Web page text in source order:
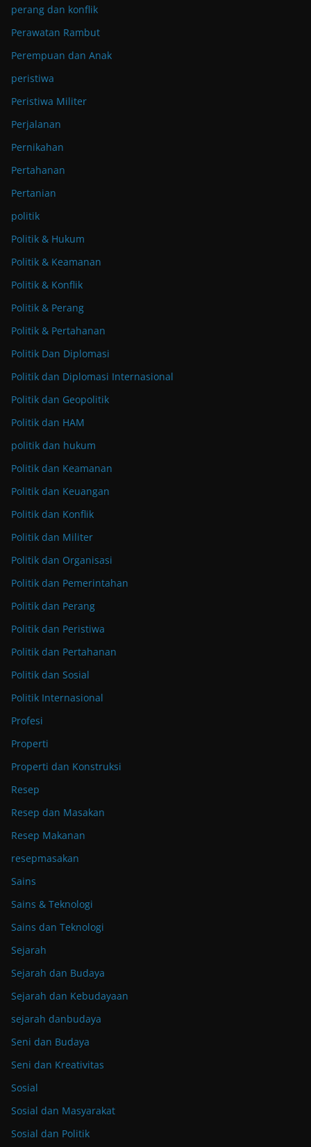
perang dan konflik
Perawatan Rambut
Perempuan dan Anak
peristiwa
Peristiwa Militer
Perjalanan
Pernikahan
Pertahanan
Pertanian
politik
Politik & Hukum
Politik & Keamanan
Politik & Konflik
Politik & Perang
Politik & Pertahanan
Politik Dan Diplomasi
Politik dan Diplomasi Internasional
Politik dan Geopolitik
Politik dan HAM
politik dan hukum
Politik dan Keamanan
Politik dan Keuangan
Politik dan Konflik
Politik dan Militer
Politik dan Organisasi
Politik dan Pemerintahan
Politik dan Perang
Politik dan Peristiwa
Politik dan Pertahanan
Politik dan Sosial
Politik Internasional
Profesi
Properti
Properti dan Konstruksi
Resep
Resep dan Masakan
Resep Makanan
resepmasakan
Sains
Sains & Teknologi
Sains dan Teknologi
Sejarah
Sejarah dan Budaya
Sejarah dan Kebudayaan
sejarah danbudaya
Seni dan Budaya
Seni dan Kreativitas
Sosial
Sosial dan Masyarakat
Sosial dan Politik